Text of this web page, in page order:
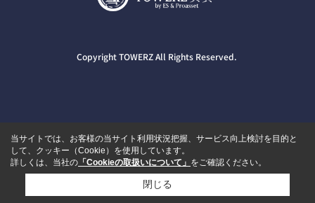
Copyright TOWERZ All Rights Reserved.
当サイトでは、お客様の当サイト利用状況把握、サービス向上検討を目的と
して、クッキー（Cookie）を使用しています。
詳しくは、当社の 「Cookieの取扱いについて」 をご確認ください。
閉じる